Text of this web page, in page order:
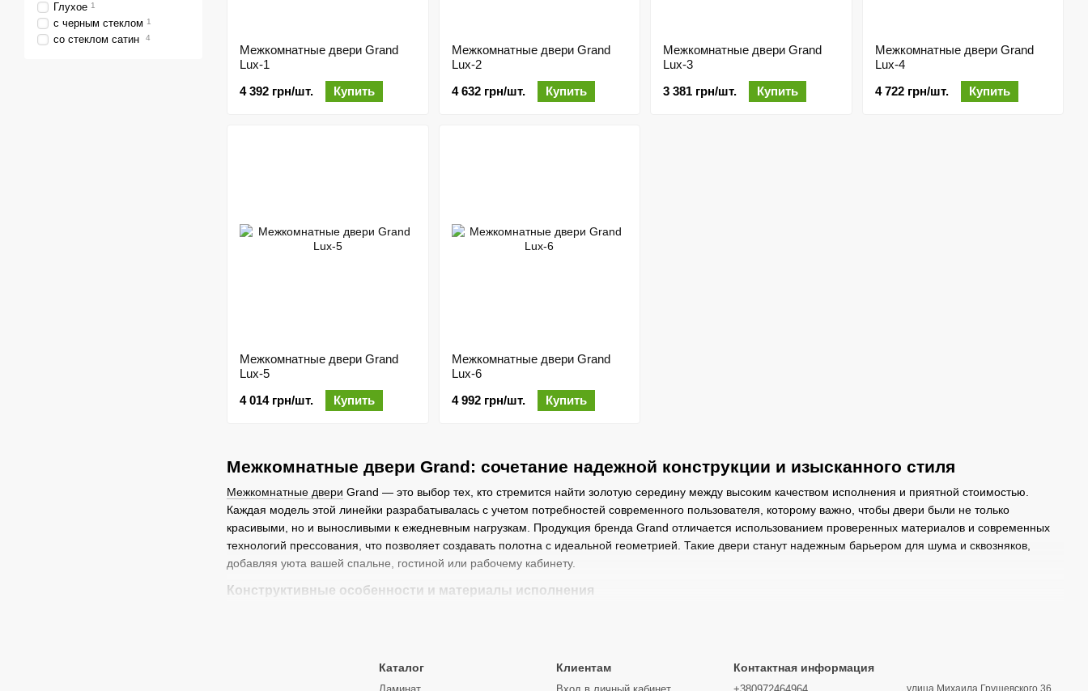
Межкомнатные двери Grand: сочетание надежной конструкции и изысканного стиля
Межкомнатные двери Grand — это выбор тех, кто стремится найти золотую середину между высоким качеством исполнения и приятной стоимостью.
Каждая модель этой линейки разрабатывалась с учетом потребностей современного пользователя, которому важно, чтобы двери были не только
красивыми, но и выносливыми к ежедневным нагрузкам. Продукция бренда Grand отличается использованием проверенных материалов и современных
технологий прессования, что позволяет создавать полотна с идеальной геометрией. Такие двери станут надежным барьером для шума и сквозняков,
добавляя уюта вашей спальне, гостиной или рабочему кабинету.
Конструктивные особенности и материалы исполнения
дуба, ясеня или ореха, что отличить их от дорогостоящего массива на глаз почти невозможно. При этом такие двери значительно легче в уходе и
Межкомнатные двери Grand
Lux-1
4 392 грн/шт.
Купить
Межкомнатные двери Grand
Lux-2
4 632 грн/шт.
Купить
Межкомнатные двери Grand
Lux-3
3 381 грн/шт.
Купить
Межкомнатные двери Grand
Lux-4
4 722 грн/шт.
Купить
Межкомнатные двери Grand
Lux-5
4 014 грн/шт.
Купить
Межкомнатные двери Grand
Lux-6
4 992 грн/шт.
Купить
Глухое 1
с черным стеклом 1
со стеклом сатин 4
Каталог Клиентам Контактная информация
улица Михаила Грушевского 36,